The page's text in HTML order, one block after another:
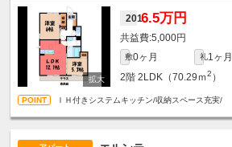
2016.5万円
5,000円
敷0ヶ月 礼1ヶ月
2階 2LDK（70.29ｍ2 ）
ＩＨ付きシステムキッチン/収納スペース充実/